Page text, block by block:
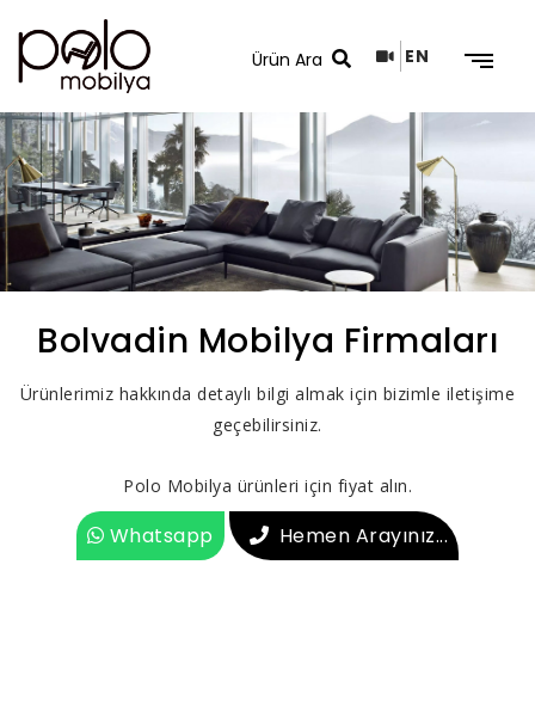
EN
Bolvadin Mobilya Firmaları
Ürünlerimiz hakkında detaylı bilgi almak için bizimle iletişime
geçebilirsiniz.
Polo Mobilya ürünleri için fiyat alın.
Whatsapp Hemen Arayınız...
Arama Sonuçları